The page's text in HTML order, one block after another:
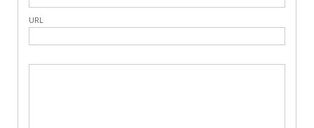
URL